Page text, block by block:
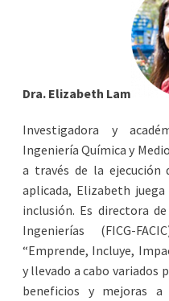
Dra. Elizabeth Lam
Investigadora y
Ingeniería Química y
a través de la ejecución
aplicada, Elizabeth
inclusión. Es directora
Ingenierías (FICG-
“Emprende, Incluye,
y llevado a cabo variados
beneficios y mejoras a